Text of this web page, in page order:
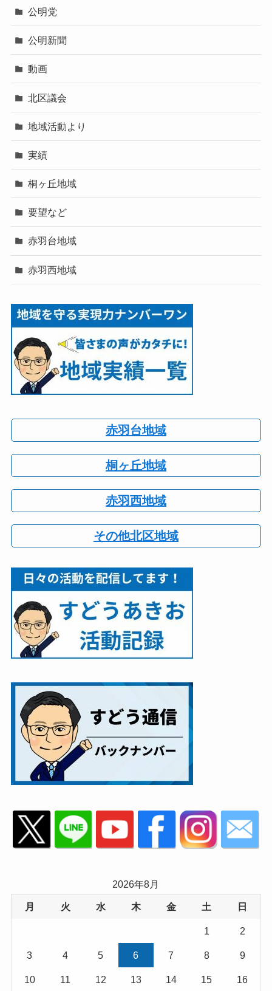
公明党
公明新聞
動画
北区議会
地域活動より
実績
桐ヶ丘地域
要望など
赤羽台地域
赤羽西地域
赤羽台地域
桐ヶ丘地域
赤羽西地域
その他北区地域
2026年8月
月 火 水 木 金 土 日
1 2
3 4 5 6 7 8 9
10 11 12 13 14 15 16